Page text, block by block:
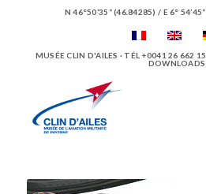
N 46°50’35“ (46.84285) / E 6°
MUSÉE CLIN D'AILES · TÉL +0041 26 662
DOWNLOADS